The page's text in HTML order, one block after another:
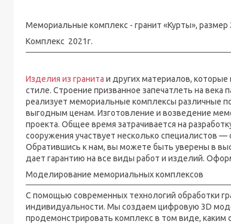
Мемориальные комплекс - гранит «Курты», размер
Комплекс 2021г.
Изделия из гранита и других материалов,
стиле. Строение призванное запечатлеть на
реализует мемориальные комплексы различные
выгодным ценам. Изготовление и возведение
проекта. Общее время затрачивается на
сооружения участвует несколько специалистов
Обратившись к нам, вы можете быть уверены в
дает гарантию на все виды работ и изделий.
Моделирование мемориальных комплексов
С помощью современных технологий обработки
индивидуальности. Мы создаем цифровую 3D
продемонстрировать комплекс в том виде, каким